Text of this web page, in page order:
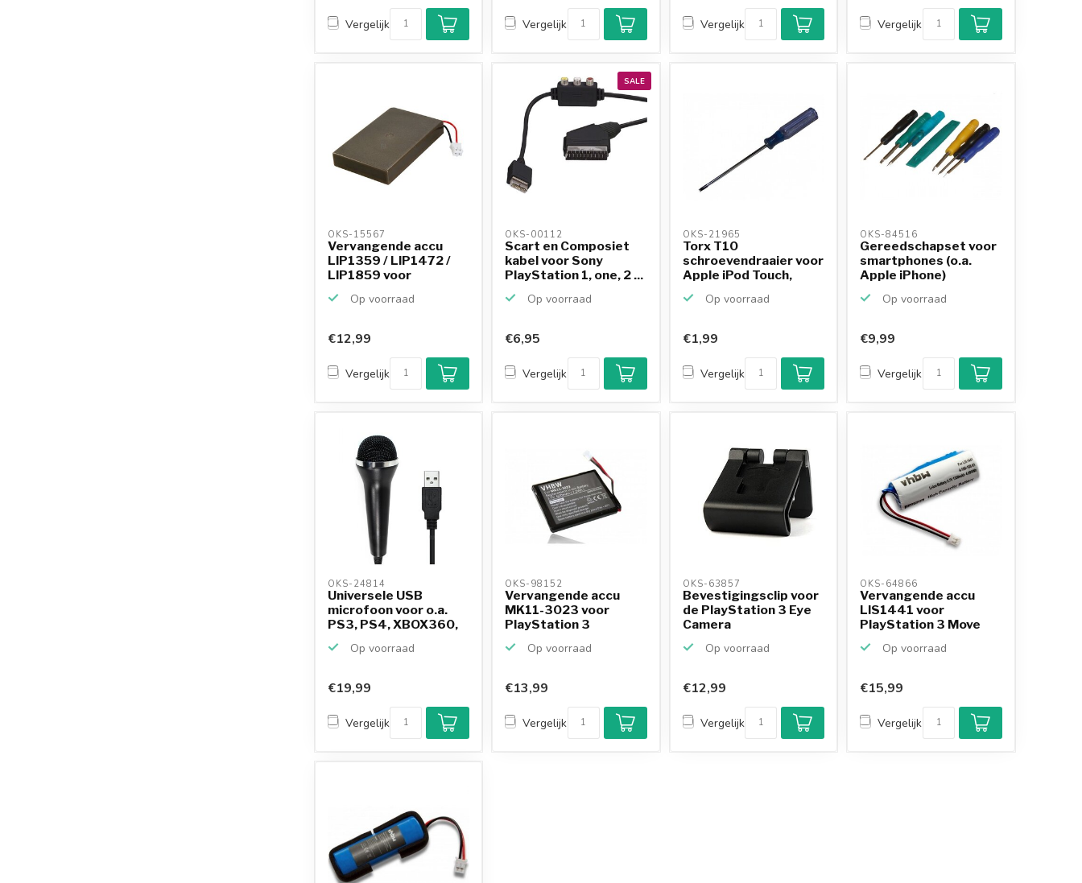
Vergelijk Vergelijk Vergelijk Vergelijk
OKS-15567
Vervangende accu
LIP1359 / LIP1472 /
LIP1859 voor
Op voorraad
€12,99
Vergelijk
SALE
OKS-00112
Scart en Composiet
kabel voor Sony
PlayStation 1, one, 2 ...
Op voorraad
€6,95
Vergelijk
OKS-21965
Torx T10
schroevendraaier voor
Apple iPod Touch,
Op voorraad
€1,99
Vergelijk
OKS-84516
Gereedschapset voor
smartphones (o.a.
Apple iPhone)
Op voorraad
Klantenbeoordeling
9,2/10
Achteraf betalen
mogelijk
€9,99
Vergelijk
OKS-24814
Universele USB
microfoon voor o.a.
PS3, PS4, XBOX360,
Op voorraad
€19,99
Vergelijk
OKS-98152
Vervangende accu
MK11-3023 voor
PlayStation 3
Op voorraad
€13,99
Vergelijk
OKS-63857
Bevestigingsclip voor
de PlayStation 3 Eye
Camera
Op voorraad
€12,99
Vergelijk
OKS-64866
Vervangende accu
LIS1441 voor
PlayStation 3 Move
Op voorraad
€15,99
Vergelijk